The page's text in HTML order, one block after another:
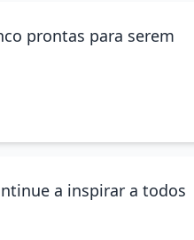
prontas para serem
a inspirar a todos